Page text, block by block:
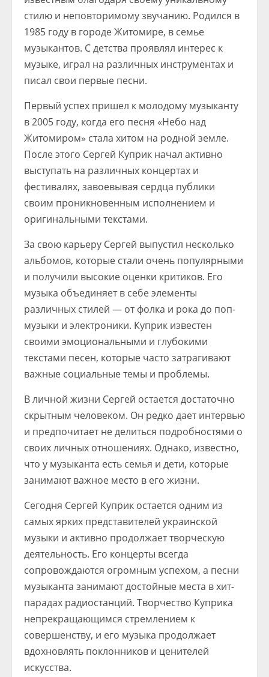
стилю и неповторимому звучанию. Родился в
1985 году в городе Житомире, в семье
музыкантов. С детства проявлял интерес к
музыке, играл на различных инструментах и
писал свои первые песни.
Первый успех пришел к молодому музыканту
в 2005 году, когда его песня «Небо над
Житомиром» стала хитом на родной земле.
После этого Сергей Куприк начал активно
выступать на различных концертах и
фестивалях, завоевывая сердца публики
своим проникновенным исполнением и
оригинальными текстами.
За свою карьеру Сергей выпустил несколько
альбомов, которые стали очень популярными
и получили высокие оценки критиков. Его
музыка объединяет в себе элементы
различных стилей — от фолка и рока до поп-
музыки и электроники. Куприк известен
своими эмоциональными и глубокими
текстами песен, которые часто затрагивают
важные социальные темы и проблемы.
В личной жизни Сергей остается достаточно
скрытным человеком. Он редко дает интервью
и предпочитает не делиться подробностями о
своих личных отношениях. Однако, известно,
что у музыканта есть семья и дети, которые
занимают важное место в его жизни.
Сегодня Сергей Куприк остается одним из
самых ярких представителей украинской
музыки и активно продолжает творческую
деятельность. Его концерты всегда
сопровождаются огромным успехом, а песни
музыканта занимают достойные места в хит-
парадах радиостанций. Творчество Куприка
непрекращающимся стремлением к
совершенству, и его музыка продолжает
вдохновлять поклонников и ценителей
искусства.